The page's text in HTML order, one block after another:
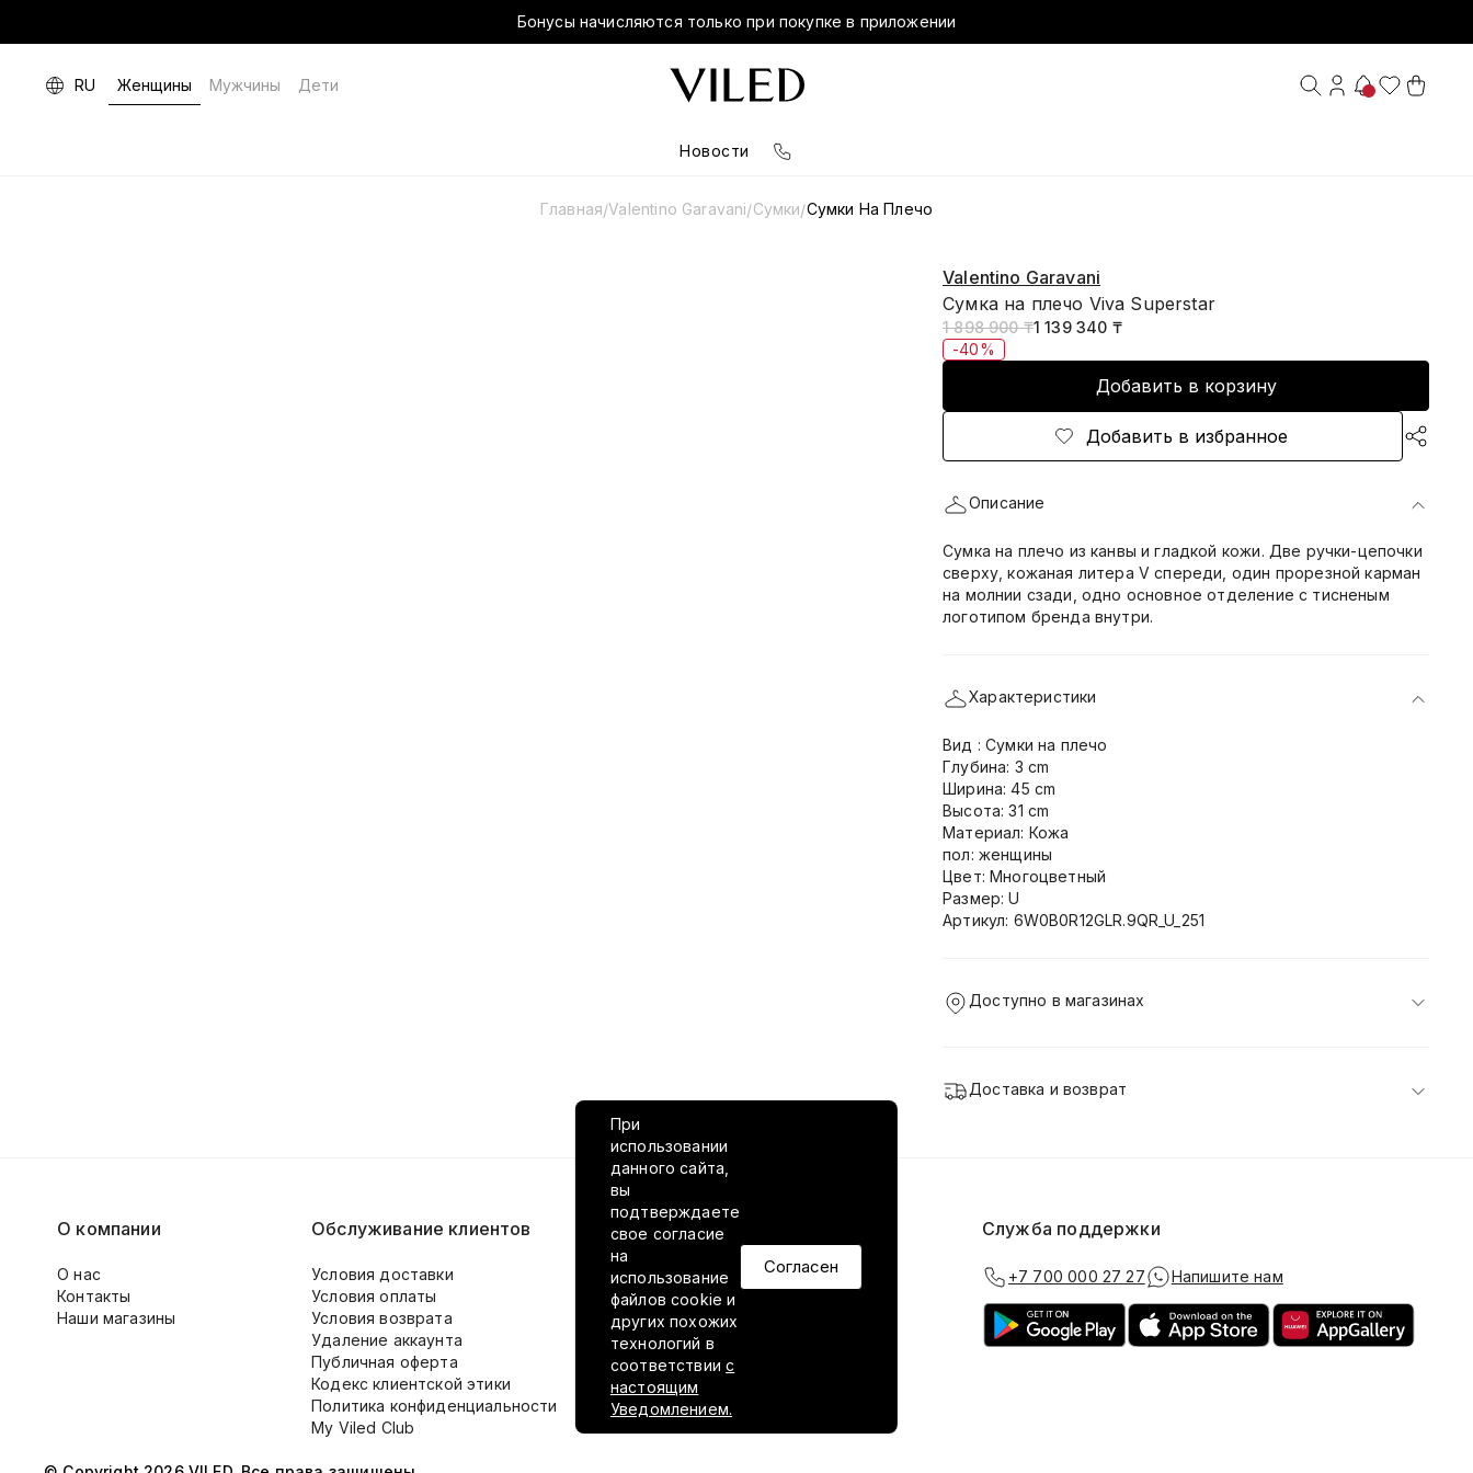
Бонусы начисляются только при покупке в приложении
RU Женщины Мужчины Дети
Новости
Главная/Valentino Garavani/Сумки/Сумки На Плечо
Valentino Garavani
Сумка на плечо Viva Superstar
1 898 900 ₸1 139 340 ₸
-40%
Добавить в корзину
Добавить в избранное
Описание
Сумка на плечо из канвы и гладкой кожи. Две ручки-цепочки
сверху, кожаная литера V спереди, один прорезной карман
на молнии сзади, одно основное отделение с тисненым
логотипом бренда внутри.
Характеристики
Вид : Сумки на плечо
Глубина: 3 cm
Ширина: 45 cm
Высота: 31 cm
Материал: Кожа
пол: женщины
Цвет: Многоцветный
Размер: U
Артикул: 6W0B0R12GLR.9QR_U_251
Доступно в магазинах
Доставка и возврат
При
использовании
данного сайта,
вы
подтверждаете
свое согласие
на
использование
файлов cookie и
других похожих
технологий в
соответствиис
настоящим
Уведомлением.
Согласен
О компании
О нас
Контакты
Наши магазины
Обслуживание клиентов
Условия доставки
Условия оплаты
Условия возврата
Удаление аккаунта
Публичная оферта
Кодекс клиентской этики
Политика конфиденциальности
My Viled Club
VILED в соцсетях Служба поддержки
+7 700 000 27 27 Напишите нам